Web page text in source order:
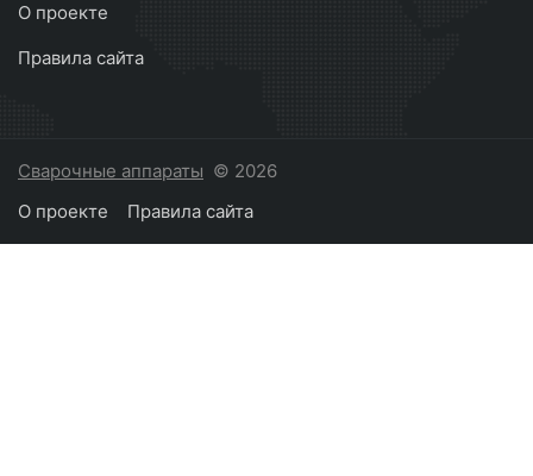
О проекте
Правила сайта
Сварочные аппараты © 2026
О проекте
Правила сайта